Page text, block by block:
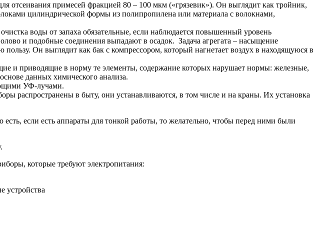
отсеивания примесей фракцией 80 – 100 мкм («грязевик»). Он выглядит как тройник,
цилиндрической формы из полипропилена или материала с волокнами,
воды от запаха обязательные, если наблюдается повышенный уровень
и подобные соединения выпадают в осадок. Задача агрегата – насыщение
пользу. Он выглядит как бак с компрессором, который нагнетает воздух в находящуюся в
и приводящие в норму те элементы, содержание которых нарушает нормы: железные,
данных химического анализа.
УФ-лучами.
распространены в быту, они устанавливаются, в том числе и на краны. Их установка
если есть аппараты для тонкой работы, то желательно, чтобы перед ними были
которые требуют электропитания:
устройства